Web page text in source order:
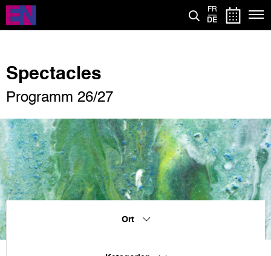
Direkt
zum
Inhalt
FR
DE
Spectacles
Programm 26/27
Ort